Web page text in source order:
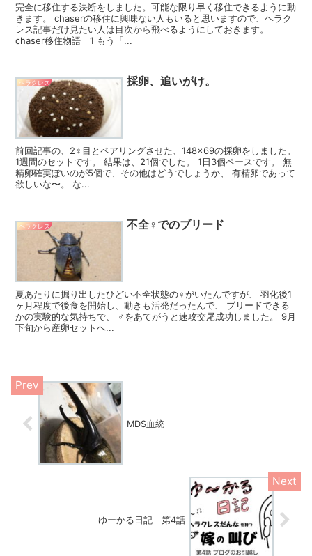
完全に移住する決断をしました。可能な限り早く移住できるように動
きます。 chaserの移住に興味ない人もいると思いますので、ヘラク
レス記事だけ見たい人は目次から飛べるようにしておきます。
chaser移住物語 1 もう「...
ヘラクレス 採卵、追いがけ。
前回記事の、2♀目とペアリングさせた、148×69の採卵をしました。
1週間のセットです。 結果は、21個でした。 1日3個ペースです。 無
精卵確実ぽいのが5個で、その他はどうでしょうか、 有精卵であって
欲しいな〜。 な...
ヘラクレス 不全♀でのブリード
夏あたりに掘り出したひどい不全状態の♀がいたんですが、 羽化後1
ヶ月程度で後食を開始し、動きも活発だったんで、 ブリードできる
かの実験的な気持ちで、 ♂をあてがうと速攻交尾成功しました。 9月
下旬から産卵セットへ...
MDS血統
ゆーかる日記 第4話